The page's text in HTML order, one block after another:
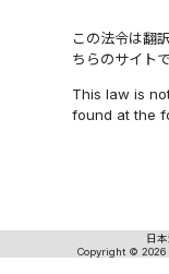
この法令は翻
ちらのサイト
This law is
found at the
日
Copyright © 2026